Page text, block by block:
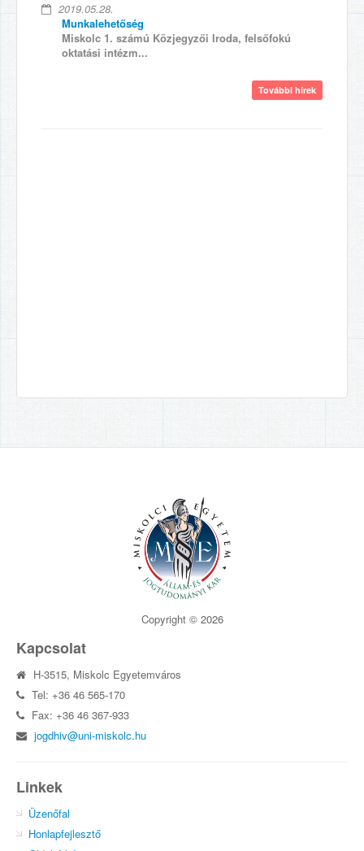
2019.05.28.
Munkalehetőség
Miskolc 1. számú Közjegyzői Iroda, felsőfokú
oktatási intézm...
További hírek
Copyright © 2026
Kapcsolat
H-3515, Miskolc Egyetemváros
Tel: +36 46 565-170
Fax: +36 46 367-933
jogdhiv@uni-miskolc.hu
Linkek
Üzenőfal
Honlapfejlesztő